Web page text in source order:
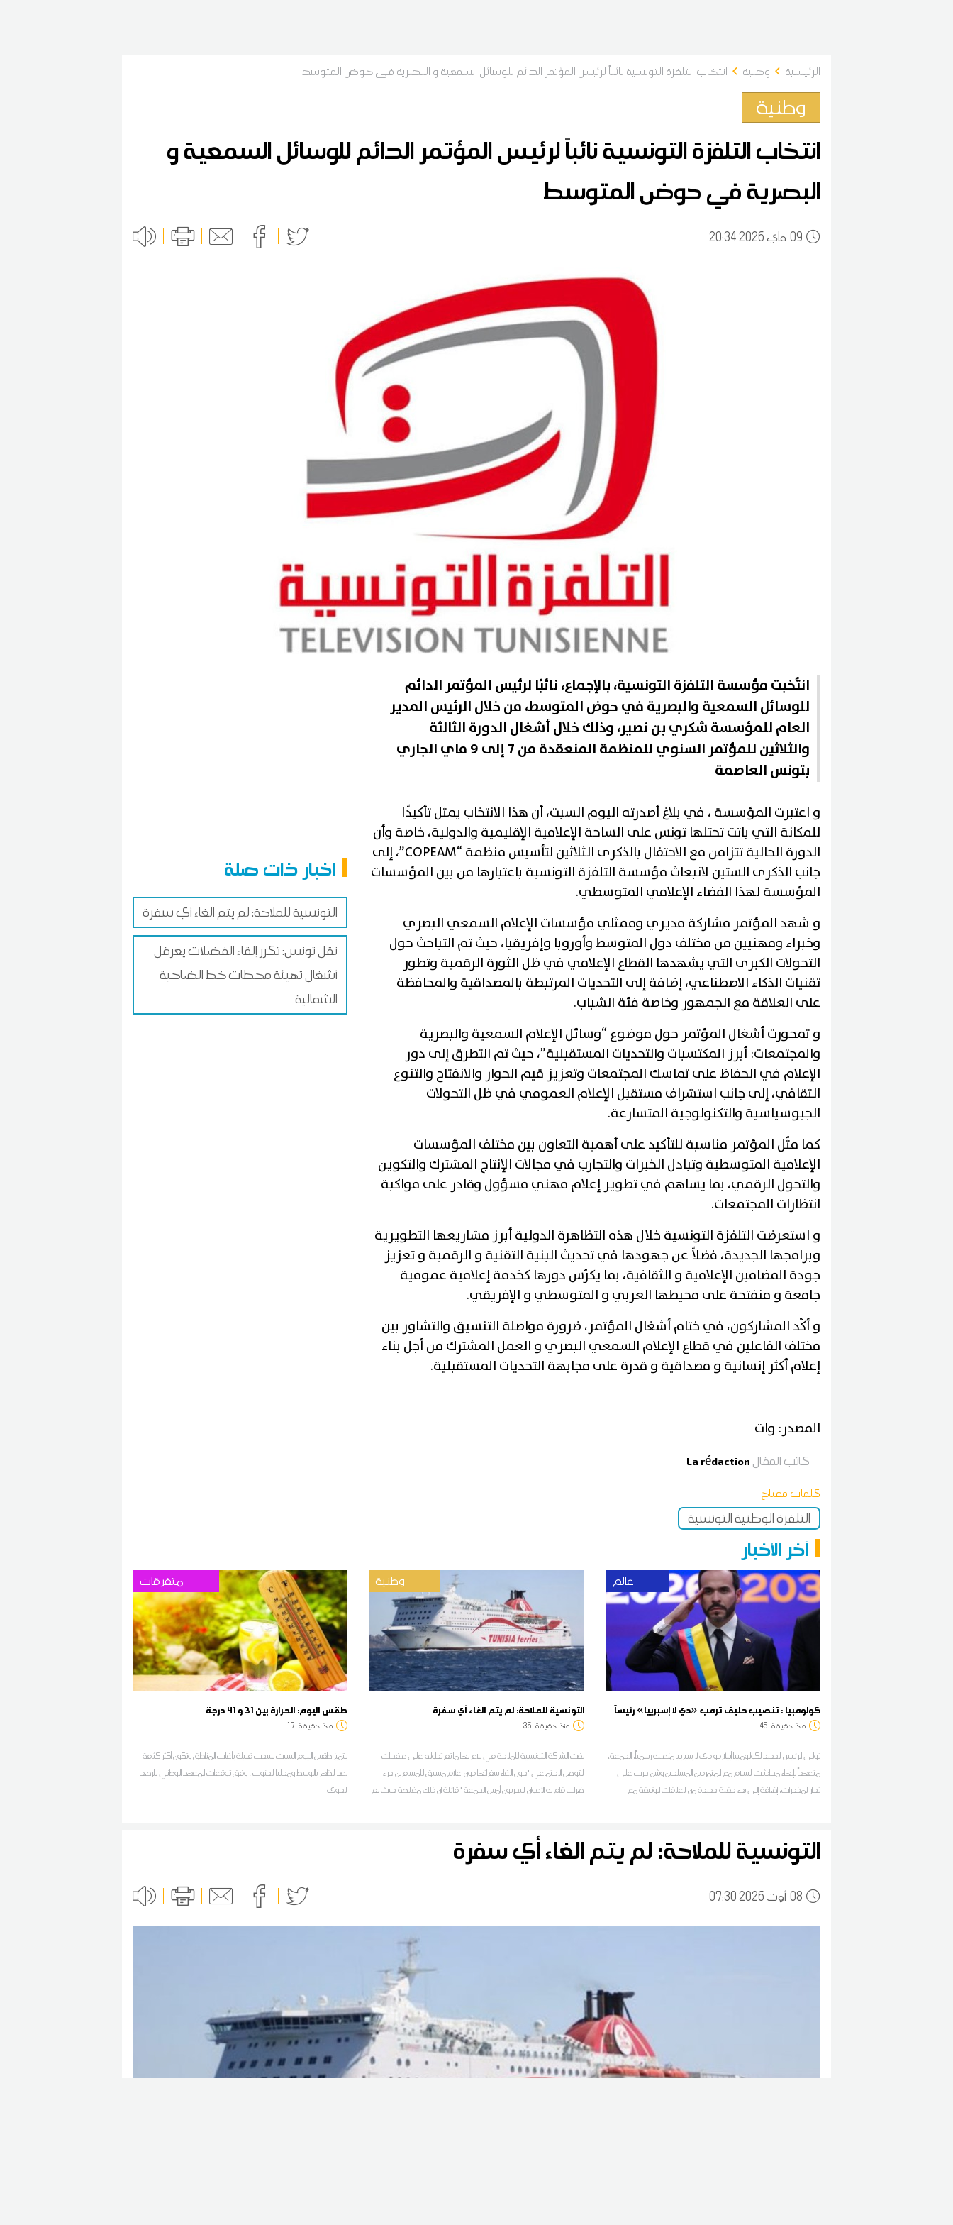
الرئيسية وطنية انتخاب التلفزة التونسية نائباً لرئيس المؤتمر الدائم للوسائل السمعية و البصرية في حوض المتوسط
وطنية
انتخاب التلفزة التونسية نائباً لرئيس المؤتمر الدائم للوسائل السمعية و
البصرية في حوض المتوسط
09 20:34 2026 ماي
اخبار ذات صلة
التونسية للملاحة: لم يتم الغاء أي سفرة
نقل تونس: تكرر إلقاء الفضلات يعرقل
أشغال تهيئة محطات خط الضاحية
الشمالية
انتُخبت مؤسسة التلفزة التونسية، بالإجماع، نائبًا لرئيس المؤتمر الدائم
للوسائل السمعية والبصرية في حوض المتوسط، من خلال الرئيس المدير
العام للمؤسسة شكري بن نصير، وذلك خلال أشغال الدورة الثالثة
والثلاثين للمؤتمر السنوي للمنظمة المنعقدة من 7 إلى 9 ماي الجاري
بتونس العاصمة
و اعتبرت المؤسسة ، في بلاغ أصدرته اليوم السبت، أن هذا الانتخاب يمثل تأكيدًا
للمكانة التي باتت تحتلها تونس على الساحة الإعلامية الإقليمية والدولية، خاصة وأن
الدورة الحالية تتزامن مع الاحتفال بالذكرى الثلاثين لتأسيس منظمة “COPEAM”، إلى
جانب الذكرى الستين لانبعاث مؤسسة التلفزة التونسية باعتبارها من بين المؤسسات
المؤسسة لهذا الفضاء الإعلامي المتوسطي.
و شهد المؤتمر مشاركة مديري وممثلي مؤسسات الإعلام السمعي البصري
وخبراء ومهنيين من مختلف دول المتوسط وأوروبا وإفريقيا، حيث تم التباحث حول
التحولات الكبرى التي يشهدها القطاع الإعلامي في ظل الثورة الرقمية وتطور
تقنيات الذكاء الاصطناعي، إضافة إلى التحديات المرتبطة بالمصداقية والمحافظة
على العلاقة مع الجمهور وخاصة فئة الشباب.
و تمحورت أشغال المؤتمر حول موضوع “وسائل الإعلام السمعية والبصرية
والمجتمعات: أبرز المكتسبات والتحديات المستقبلية”، حيث تم التطرق إلى دور
الإعلام في الحفاظ على تماسك المجتمعات وتعزيز قيم الحوار والانفتاح والتنوع
الثقافي، إلى جانب استشراف مستقبل الإعلام العمومي في ظل التحولات
الجيوسياسية والتكنولوجية المتسارعة.
كما مثّل المؤتمر مناسبة للتأكيد على أهمية التعاون بين مختلف المؤسسات
الإعلامية المتوسطية وتبادل الخبرات والتجارب في مجالات الإنتاج المشترك والتكوين
والتحول الرقمي، بما يساهم في تطوير إعلام مهني مسؤول وقادر على مواكبة
انتظارات المجتمعات.
و استعرضت التلفزة التونسية خلال هذه التظاهرة الدولية أبرز مشاريعها التطويرية
وبرامجها الجديدة، فضلاً عن جهودها في تحديث البنية التقنية و الرقمية و تعزيز
جودة المضامين الإعلامية و الثقافية، بما يكرّس دورها كخدمة إعلامية عمومية
جامعة و منفتحة على محيطها العربي و المتوسطي و الإفريقي.
و أكّد المشاركون، في ختام أشغال المؤتمر، ضرورة مواصلة التنسيق والتشاور بين
مختلف الفاعلين في قطاع الإعلام السمعي البصري و العمل المشترك من أجل بناء
إعلام أكثر إنسانية و مصداقية و قدرة على مجابهة التحديات المستقبلية.
المصدر: وات
كاتب المقال La rédaction
كلمات مفتاح
التلفزة الوطنية التونسية
آخر الأخبار
متفرقات
طقس اليوم: الحرارة بين 31 و 41 درجة
منذ دقيقة 17
يتميز طقس اليوم السبت بسحب قليلة بأغلب المناطق وتكون أكثر كثافة
بعد الظهر بالوسط ومحليا الجنوب ، وفق توقعات المعهد الوطني للرصد
الجوي
وطنية
التونسية للملاحة: لم يتم الغاء أي سفرة
منذ دقيقة 36
نفت الشركة التونسية للملاحة في بلاغ لها ما تم تداوله على صفحات
التواصل الاجتماعي 'حول الغاء سفراتها دون اعلام مسبق للمسافرين جراء
اضراب قام به الأعوان البحريون أمس الجمعة ' قائلة ان ذلك مغالطة حيث لم
نفّذها الأعوان البحريون على خلفية مطالب اجتماعية
عالم
كولومبيا : تنصيب حليف ترمب «دي لا إسبرييا» رئيساً
منذ دقيقة 45
تولى الرئيس الجديد لكولومبيا أبيلاردو دي لا إسبرييا منصبه رسمياً، الجمعة،
متعهداً بإنهاء محادثات السلام مع المتمردين المسلحين وشن حرب على
تجار المخدرات، إضافة إلى بدء حقبة جديدة من العلاقات الوثيقة مع
التونسية للملاحة: لم يتم الغاء أي سفرة
0807:30 2026 أوت